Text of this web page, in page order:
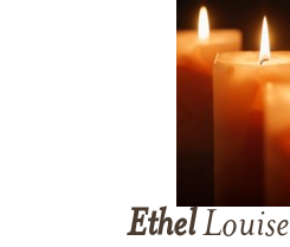
EthelLouise